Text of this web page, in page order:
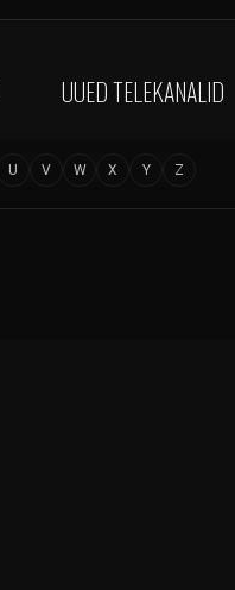
UUED TELEKANALID
U V W X Y Z